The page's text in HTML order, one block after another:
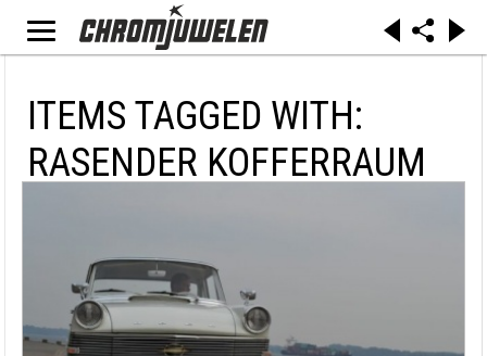
ITEMS TAGGED WITH:
RASENDER KOFFERRAUM